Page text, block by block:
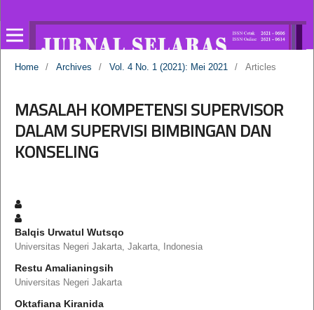
Home / Archives / Vol. 4 No. 1 (2021): Mei 2021 / Articles
MASALAH KOMPETENSI SUPERVISOR
DALAM SUPERVISI BIMBINGAN DAN
KONSELING
Balqis Urwatul Wutsqo
Universitas Negeri Jakarta, Jakarta, Indonesia
Restu Amalianingsih
Universitas Negeri Jakarta
Oktafiana Kiranida